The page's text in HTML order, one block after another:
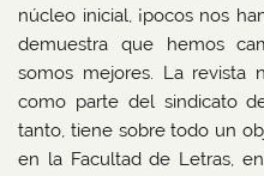
núcleo inicial, ¡pocos nos
demuestra que hemos
somos mejores. La revista
como parte del sindicato
tanto, tiene sobre todo un
en la Facultad de Letras,